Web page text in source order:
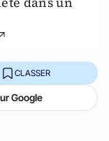
CLASSER
Google